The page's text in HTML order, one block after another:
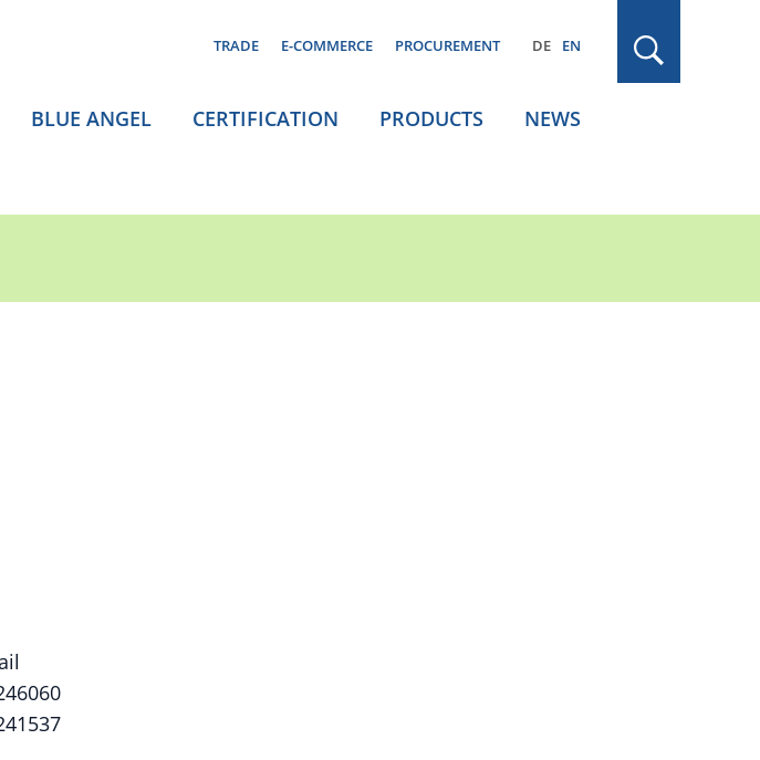
TRADE E-COMMERCE PROCUREMENT DE EN
BLUE ANGEL CERTIFICATION PRODUCTS NEWS